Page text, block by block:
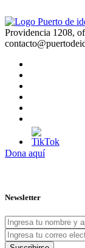
Providencia 1208,
Dona aquí
Newsletter